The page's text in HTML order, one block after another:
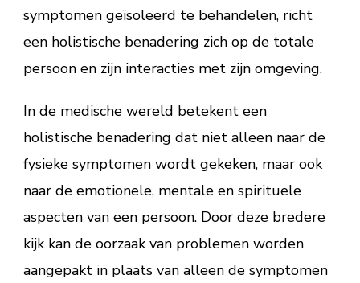
symptomen geïsoleerd te behandelen, richt
een holistische benadering zich op de totale
persoon en zijn interacties met zijn omgeving.
In de medische wereld betekent een
holistische benadering dat niet alleen naar de
fysieke symptomen wordt gekeken, maar ook
naar de emotionele, mentale en spirituele
aspecten van een persoon. Door deze bredere
kijk kan de oorzaak van problemen worden
aangepakt in plaats van alleen de symptomen